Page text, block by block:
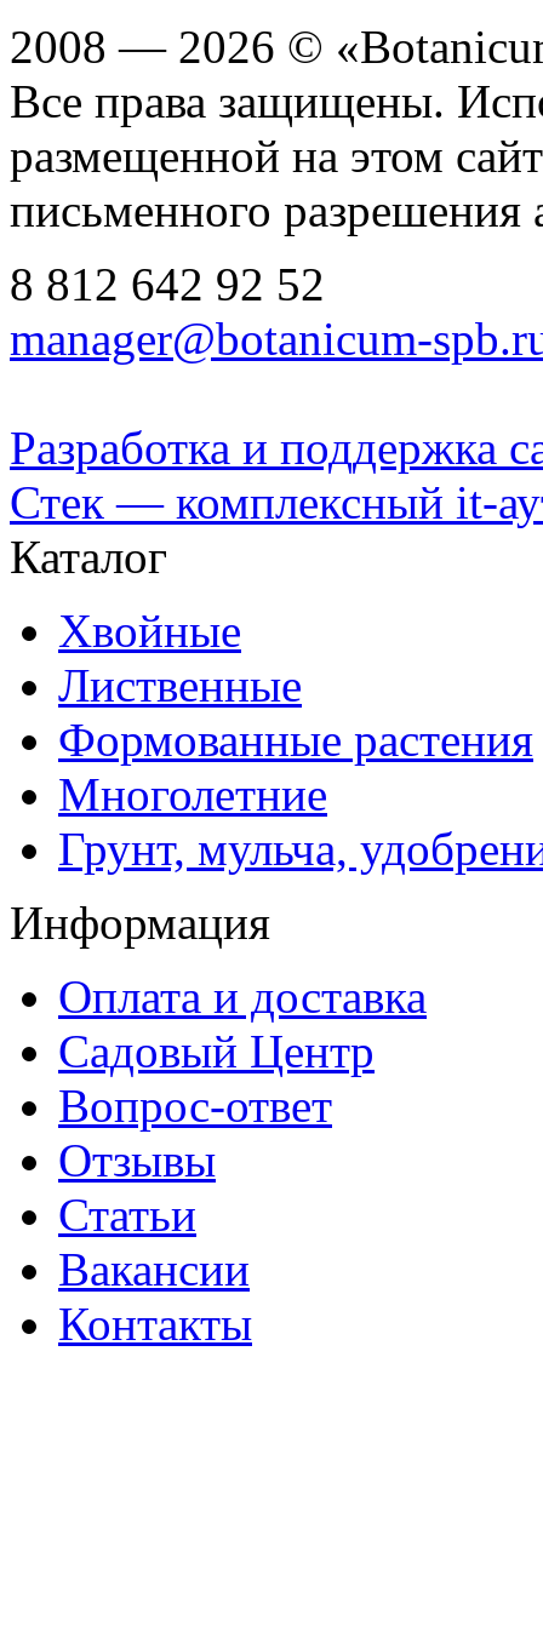
2008 — 2026 ©
Все права защищены.
размещенной на этом
письменного разрешения
8 812 642 92 52
manager@botanicum-
Разработка и поддержка
Стек — комплексный it-
Каталог
Хвойные
Лиственные
Формованные растения
Многолетние
Грунт, мульча,
Информация
Оплата и доставка
Садовый Центр
Вопрос-ответ
Отзывы
Статьи
Вакансии
Контакты